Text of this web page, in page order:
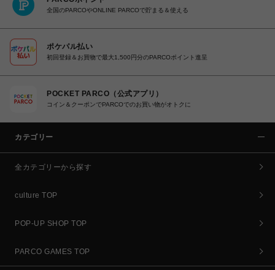
全国のPARCOやONLINE PARCOで貯まる＆使える
ポケパル払い
初回登録＆お買物で最大1,500円分のPARCOポイント進呈
POCKET PARCO（公式アプリ）
コイン＆クーポンでPARCOでのお買い物がオトクに
カテゴリー
全カテゴリーから探す
culture TOP
POP-UP SHOP TOP
PARCO GAMES TOP